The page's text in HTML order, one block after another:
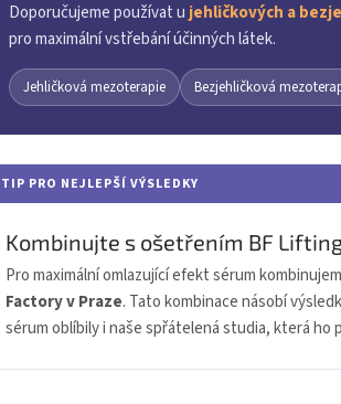
Doporučujeme používat u jehličkových a
pro maximální vstřebání účinných látek.
Jehličková mezoterapie Bezjehličková
TIP PRO NEJLEPŠÍ VÝSLEDKY
Kombinujte s ošetřením BF
Pro maximální omlazující efekt sérum
Factory v Praze. Tato kombinace násobí
sérum oblíbily i naše spřátelená studia, která ho